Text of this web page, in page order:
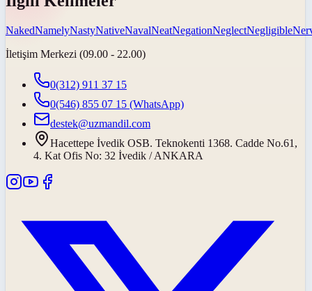
NakedNamelyNastyNativeNavalNeatNegationNeglectNegligible
İletişim Merkezi (09.00 - 22.00)
0(312) 911 37 15
0(546) 855 07 15 (WhatsApp)
destek@uzmandil.com
Hacettepe İvedik OSB. Teknokenti 1368. Cadde No.61,
4. Kat Ofis No: 32 İvedik / ANKARA